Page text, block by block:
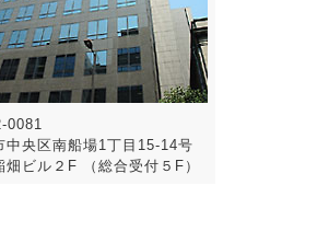
0081
中央区南船場1丁目15-14号
畑ビル２F （総合受付５F）